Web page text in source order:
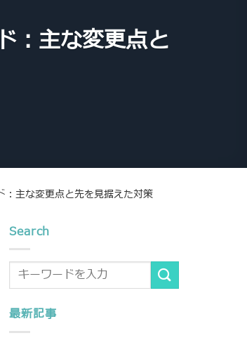
：主な変更点と
主な変更点と先を見据えた対策
Search
最新記事